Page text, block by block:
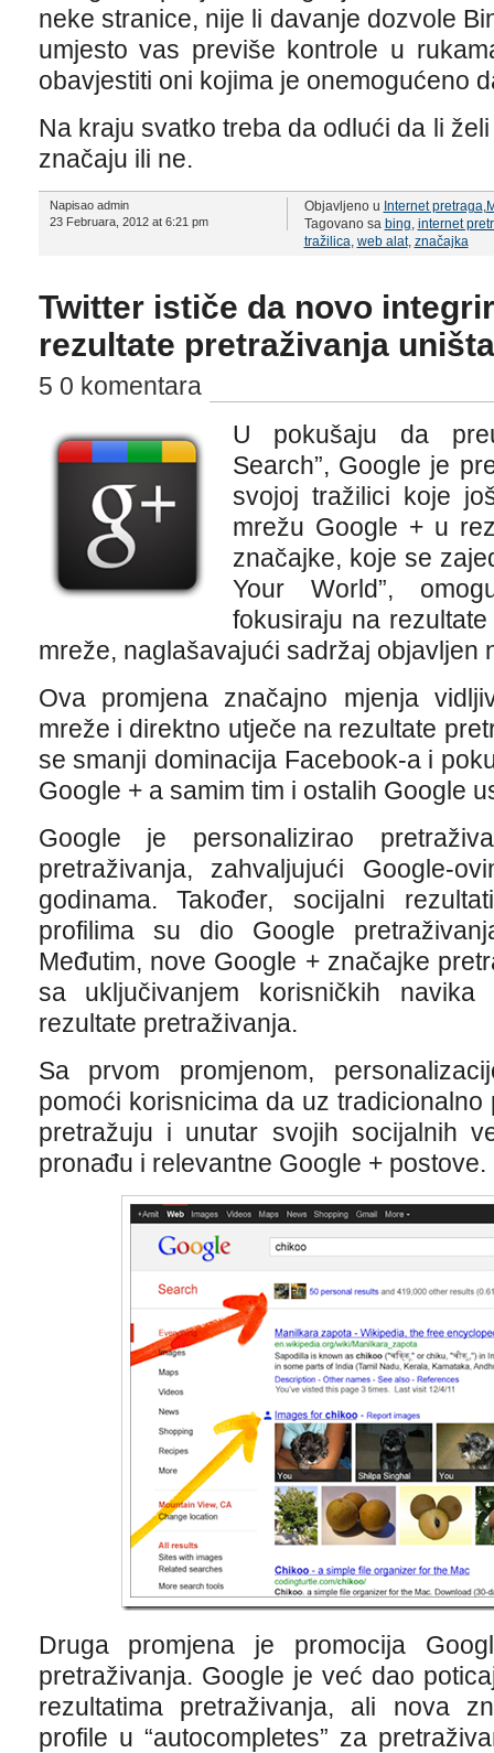
neke stranice, nije li davanje dozvole
umjesto vas previše kontrole u
obavjestiti oni kojima je onemogućeno
Na kraju svatko treba da odlući da li
značaju ili ne.
Napisao admin
23 Februara, 2012 at 6:21 pm
Objavljeno u Internet pretraga,
Tagovano sa bing, internet
tražilica, web alat, značajka
Twitter ističe da novo
rezultate pretraživanja
5 0 komentara
U pokušaju da
Search”, Google je
svojoj tražilici koje
mrežu Google + u
značajke, koje se
Your World”,
fokusiraju na
mreže, naglašavajući sadržaj objavljen
Ova promjena značajno mjenja
mreže i direktno utječe na rezultate
se smanji dominacija Facebook-a i
Google + a samim tim i ostalih Google
Google je personalizirao
pretraživanja, zahvaljujući Google-
godinama. Također, socijalni
profilima su dio Google
Međutim, nove Google + značajke
sa uključivanjem korisničkih navika
rezultate pretraživanja.
Sa prvom promjenom,
pomoći korisnicima da uz
pretražuju i unutar svojih socijalnih
pronađu i relevantne Google + postove.
Druga promjena je promocija
pretraživanja. Google je već dao
rezultatima pretraživanja, ali nova
profile u “autocompletes” za